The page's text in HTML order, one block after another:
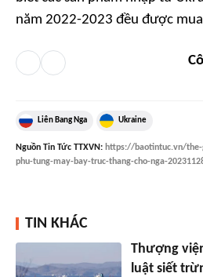
năm 2022-2023 đều được
Liên Bang Nga Ukraine
Nguồn Tin Tức TTXVN: https://baotintuc.vn/
phu-tung-may-bay-truc-thang-cho-nga-
TIN KHÁC
Thượng
luật siết